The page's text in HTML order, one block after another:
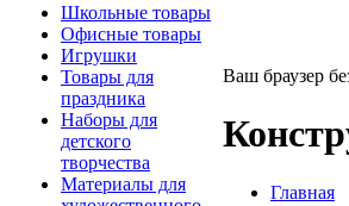
Школьные товары
Офисные товары
Игрушки
Товары для
праздника
Наборы для
детского
творчества
Материалы для
Ваш браузер
Главная